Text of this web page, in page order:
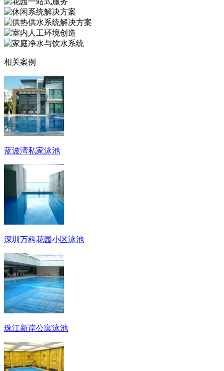
相关案例
蓝波湾私家泳池
深圳万科花园小区泳池
珠江新岸公寓泳池